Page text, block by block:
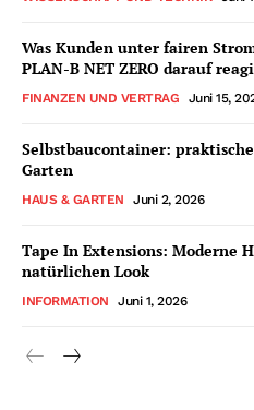
Was Kunden unter fairen
PLAN-B NET ZERO darauf
FINANZEN UND VERTRAG Juni 15,
Selbstbaucontainer:
Garten
HAUS & GARTEN Juni 2, 2026
Tape In Extensions: Moderne
natürlichen Look
INFORMATION Juni 1, 2026